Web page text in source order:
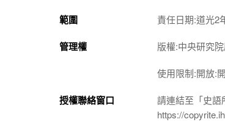
範圍 責任日期:道光2
管理權 版權:中央研究
使用限制:開放:
授權聯絡窗口
請連結至「史語
https://